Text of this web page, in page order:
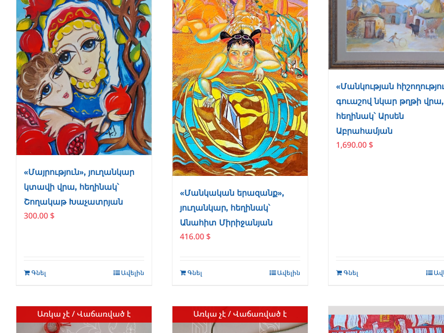
«Մայրություն», յուղանկար
կտավի վրա, հեղինակ՝
Շողակաթ Խաչատրյան
300.00 $
Գնել Ավելին
«Մանկական երազանք»,
յուղանկար, հեղինակ՝
Անահիտ Միրիջանյան
416.00 $
Գնել Ավելին
«Մանկության
գուաշով նկար թղթի վրա,
հեղինակ՝ Արսեն
Աբրահամյան
1,690.00 $
Գնել
Առկա չէ / Վաճառված է Առկա չէ / Վաճառված է